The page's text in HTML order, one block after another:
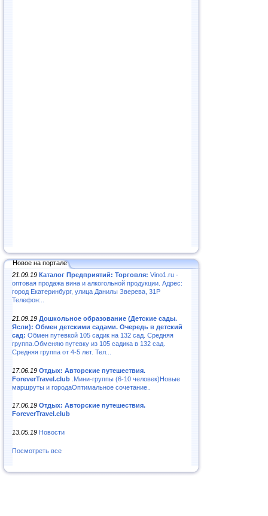
Новое на портале
21.09.19 Каталог Предприятий: Торговля: Vino1.ru -
оптовая продажа вина и алкогольной продукции. Адрес:
город Екатеринбург, улица Данилы Зверева, 31Р
Телефон:..
21.09.19 Дошкольное образование (Детские сады.
Ясли): Обмен детскими садами. Очередь в детский
сад: Обмен путевкой 105 садик на 132 сад. Средняя
группа.Обменяю путевку из 105 садика в 132 сад.
Средняя группа от 4-5 лет. Тел...
17.06.19 Отдых: Авторские путешествия.
ForeverTravel.club .Мини-группы (6-10 человек)Новые
маршруты и городаОптимальное сочетание..
17.06.19 Отдых: Авторские путешествия.
ForeverTravel.club
13.05.19 Новости
Посмотреть все